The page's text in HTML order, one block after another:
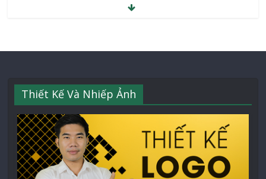
Thiết Kế Và Nhiếp Ảnh